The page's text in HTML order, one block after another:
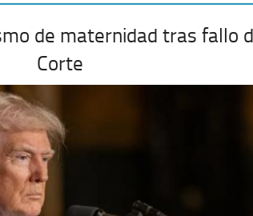
de maternidad tras fallo
Corte